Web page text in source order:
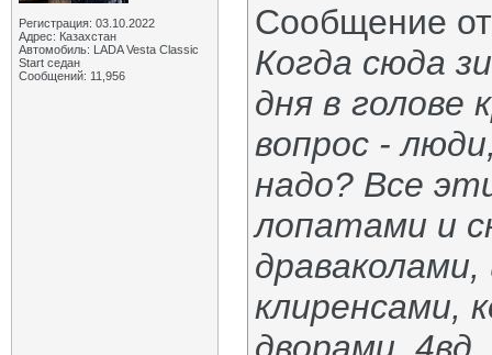
Регистрация: 03.10.2022
Адрес: Казахстан
Автомобиль: LADA Vesta Classic
Start седан
Сообщений: 11,956
Сообщение
Когда сюда
дня в голове
вопрос -
надо? Все
лопатами и
клиренсами,